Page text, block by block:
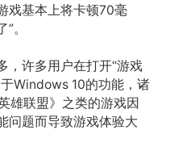
戏基本上将卡顿70毫
。
，许多用户在打开“游戏
Windows 10的功能，诸
雄联盟》之类的游戏因
问题而导致游戏体验大